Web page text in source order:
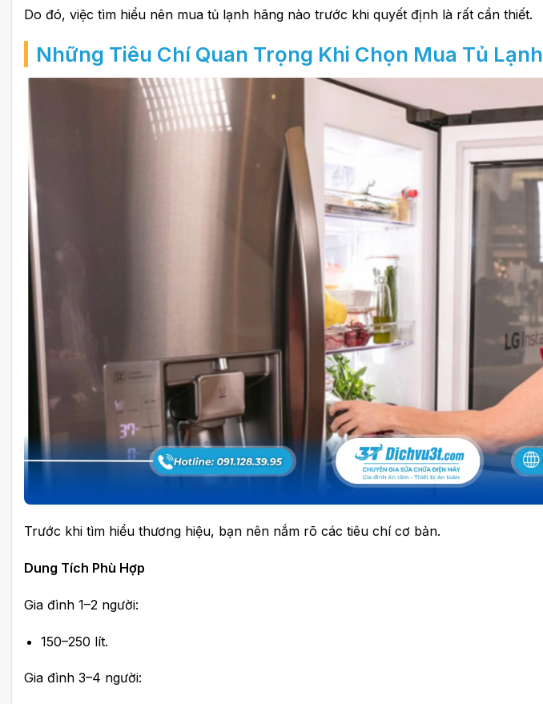
Do đó, việc tìm hiểu nên mua tủ lạnh hãng nào trước khi quyết định là rất cần thiết.
Những Tiêu Chí Quan Trọng Khi Chọn Mua Tủ Lạnh
Trước khi tìm hiểu thương hiệu, bạn nên nắm rõ các tiêu chí cơ bản.
Dung Tích Phù Hợp
Gia đình 1–2 người:
150–250 lít.
Gia đình 3–4 người: